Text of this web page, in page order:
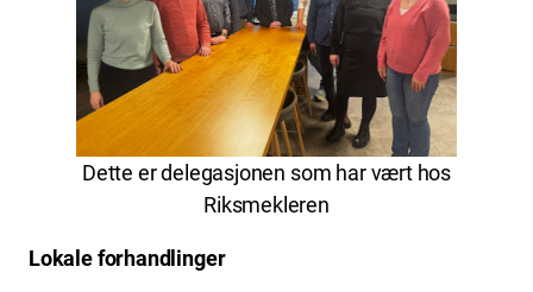
Dette er delegasjonen som har vært hos
Riksmekleren
Lokale forhandlinger